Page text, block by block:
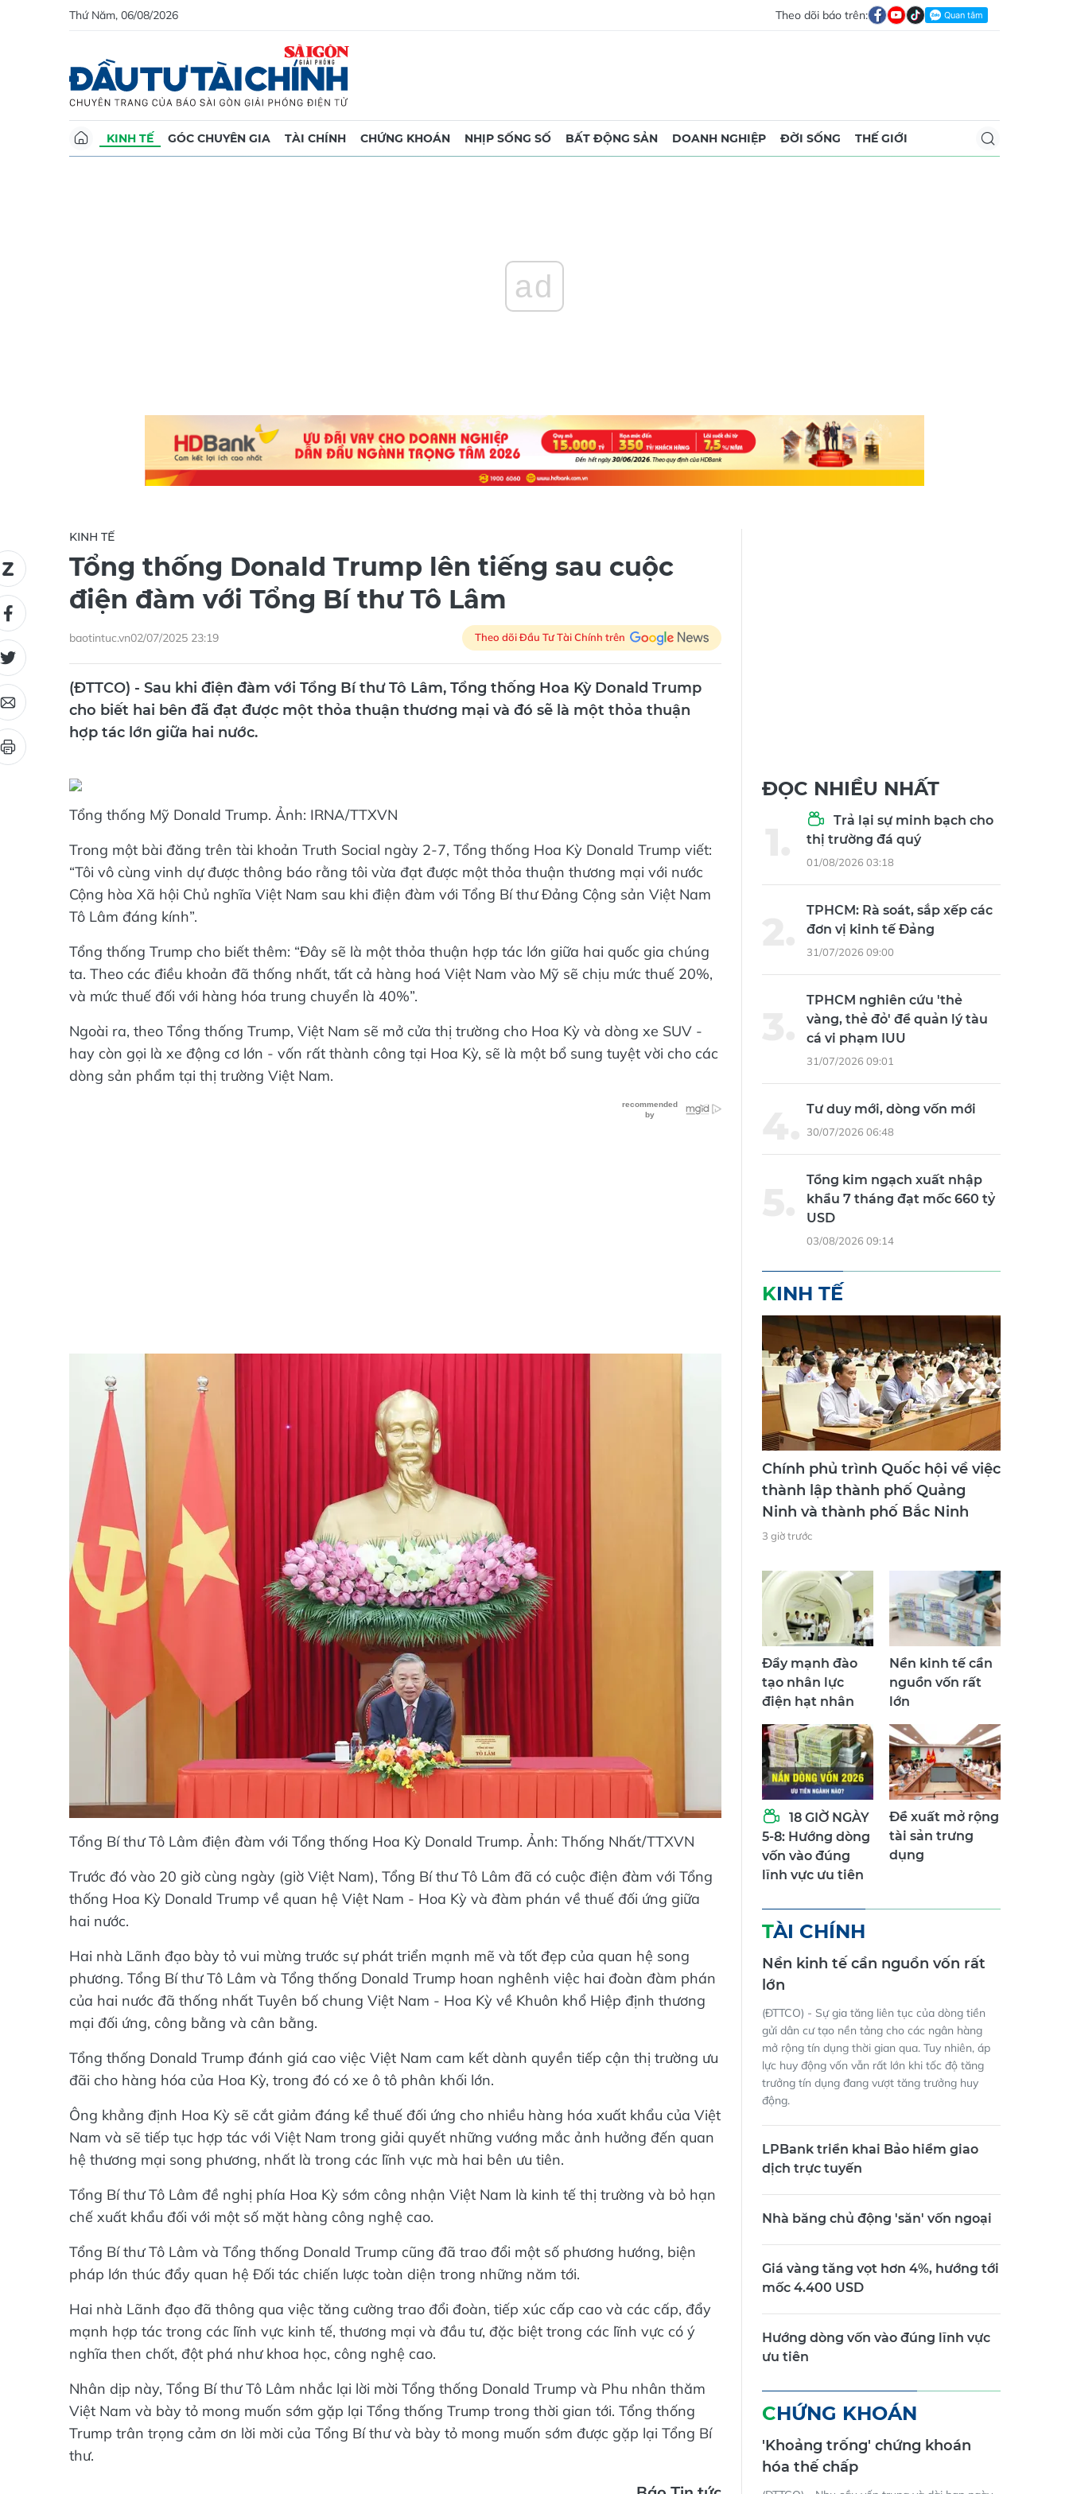
Thứ Năm, 06/08/2026 Theo dõi báo trên:
KINH TẾ GÓC CHUYÊN GIA TÀI CHÍNH CHỨNG KHOÁN NHỊP SỐNG SỐ BẤT ĐỘNG SẢN DOANH NGHIỆP ĐỜI SỐNG THẾ GIỚI
ad
KINH TẾ
Tổng thống Donald Trump lên tiếng sau cuộc
điện đàm với Tổng Bí thư Tô Lâm
baotintuc.vn02/07/2025 23:19 Theo dõi Đầu Tư Tài Chính trên
(ĐTTCO) - Sau khi điện đàm với Tổng Bí thư Tô Lâm, Tổng thống Hoa Kỳ Donald Trump
cho biết hai bên đã đạt được một thỏa thuận thương mại và đó sẽ là một thỏa thuận
hợp tác lớn giữa hai nước.
Tổng thống Mỹ Donald Trump. Ảnh: IRNA/TTXVN
Trong một bài đăng trên tài khoản Truth Social ngày 2-7, Tổng thống Hoa Kỳ Donald Trump viết:
“Tôi vô cùng vinh dự được thông báo rằng tôi vừa đạt được một thỏa thuận thương mại với nước
Cộng hòa Xã hội Chủ nghĩa Việt Nam sau khi điện đàm với Tổng Bí thư Đảng Cộng sản Việt Nam
Tô Lâm đáng kính”.
Tổng thống Trump cho biết thêm: “Đây sẽ là một thỏa thuận hợp tác lớn giữa hai quốc gia chúng
ta. Theo các điều khoản đã thống nhất, tất cả hàng hoá Việt Nam vào Mỹ sẽ chịu mức thuế 20%,
và mức thuế đối với hàng hóa trung chuyển là 40%”.
Ngoài ra, theo Tổng thống Trump, Việt Nam sẽ mở cửa thị trường cho Hoa Kỳ và dòng xe SUV -
hay còn gọi là xe động cơ lớn - vốn rất thành công tại Hoa Kỳ, sẽ là một bổ sung tuyệt vời cho các
dòng sản phẩm tại thị trường Việt Nam.
Tổng Bí thư Tô Lâm điện đàm với Tổng thống Hoa Kỳ Donald Trump. Ảnh: Thống Nhất/TTXVN
Trước đó vào 20 giờ cùng ngày (giờ Việt Nam), Tổng Bí thư Tô Lâm đã có cuộc điện đàm với Tổng
thống Hoa Kỳ Donald Trump về quan hệ Việt Nam - Hoa Kỳ và đàm phán về thuế đối ứng giữa
hai nước.
Hai nhà Lãnh đạo bày tỏ vui mừng trước sự phát triển mạnh mẽ và tốt đẹp của quan hệ song
phương. Tổng Bí thư Tô Lâm và Tổng thống Donald Trump hoan nghênh việc hai đoàn đàm phán
của hai nước đã thống nhất Tuyên bố chung Việt Nam - Hoa Kỳ về Khuôn khổ Hiệp định thương
mại đối ứng, công bằng và cân bằng.
Tổng thống Donald Trump đánh giá cao việc Việt Nam cam kết dành quyền tiếp cận thị trường ưu
đãi cho hàng hóa của Hoa Kỳ, trong đó có xe ô tô phân khối lớn.
Ông khẳng định Hoa Kỳ sẽ cắt giảm đáng kể thuế đối ứng cho nhiều hàng hóa xuất khẩu của Việt
Nam và sẽ tiếp tục hợp tác với Việt Nam trong giải quyết những vướng mắc ảnh hưởng đến quan
hệ thương mại song phương, nhất là trong các lĩnh vực mà hai bên ưu tiên.
Tổng Bí thư Tô Lâm đề nghị phía Hoa Kỳ sớm công nhận Việt Nam là kinh tế thị trường và bỏ hạn
chế xuất khẩu đối với một số mặt hàng công nghệ cao.
Tổng Bí thư Tô Lâm và Tổng thống Donald Trump cũng đã trao đổi một số phương hướng, biện
pháp lớn thúc đẩy quan hệ Đối tác chiến lược toàn diện trong những năm tới.
Hai nhà Lãnh đạo đã thông qua việc tăng cường trao đổi đoàn, tiếp xúc cấp cao và các cấp, đẩy
mạnh hợp tác trong các lĩnh vực kinh tế, thương mại và đầu tư, đặc biệt trong các lĩnh vực có ý
nghĩa then chốt, đột phá như khoa học, công nghệ cao.
Nhân dịp này, Tổng Bí thư Tô Lâm nhắc lại lời mời Tổng thống Donald Trump và Phu nhân thăm
Việt Nam và bày tỏ mong muốn sớm gặp lại Tổng thống Trump trong thời gian tới. Tổng thống
Trump trân trọng cảm ơn lời mời của Tổng Bí thư và bày tỏ mong muốn sớm được gặp lại Tổng Bí
thư.
ĐỌC NHIỀU NHẤT
Trả lại sự minh bạch cho
thị trường đá quý
01/08/2026 03:18
TPHCM: Rà soát, sắp xếp các
đơn vị kinh tế Đảng
31/07/2026 09:00
TPHCM nghiên cứu 'thẻ
vàng, thẻ đỏ' để quản lý tàu
cá vi phạm IUU
31/07/2026 09:01
Tư duy mới, dòng vốn mới
30/07/2026 06:48
Tổng kim ngạch xuất nhập
khẩu 7 tháng đạt mốc 660 tỷ
USD
03/08/2026 09:14
KINH TẾ
Chính phủ trình Quốc hội về việc
thành lập thành phố Quảng
Ninh và thành phố Bắc Ninh
3 giờ trước
Đẩy mạnh đào
tạo nhân lực
điện hạt nhân
Nền kinh tế cần
nguồn vốn rất
lớn
18 GIỜ NGÀY
5-8: Hướng dòng
vốn vào đúng
lĩnh vực ưu tiên
Đề xuất mở rộng
tài sản trưng
dụng
TÀI CHÍNH
Nền kinh tế cần nguồn vốn rất
lớn
(ĐTTCO) - Sự gia tăng liên tục của dòng tiền
gửi dân cư tạo nền tảng cho các ngân hàng
mở rộng tín dụng thời gian qua. Tuy nhiên, áp
lực huy động vốn vẫn rất lớn khi tốc độ tăng
trưởng tín dụng đang vượt tăng trưởng huy
động.
LPBank triển khai Bảo hiểm giao
dịch trực tuyến
Nhà băng chủ động 'săn' vốn ngoại
Giá vàng tăng vọt hơn 4%, hướng tới
mốc 4.400 USD
Hướng dòng vốn vào đúng lĩnh vực
ưu tiên
CHỨNG KHOÁN
'Khoảng trống' chứng khoán
hóa thế chấp